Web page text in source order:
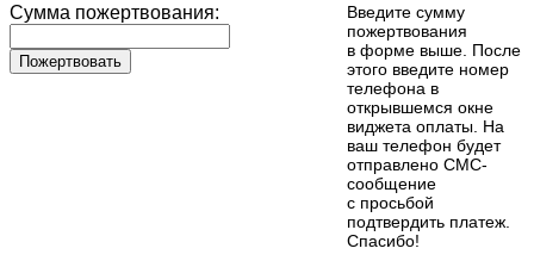
Сумма пожертвования:
Пожертвовать
Введите сумму
пожертвования
в форме выше. После
этого введите номер
телефона в
открывшемся окне
виджета оплаты. На
ваш телефон будет
отправлено СМС-
сообщение
с просьбой
подтвердить платеж.
Cпасибо!